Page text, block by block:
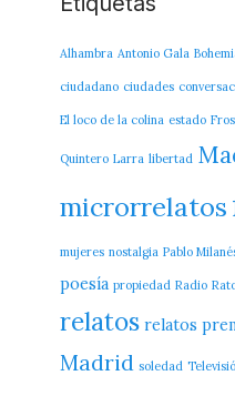
Alhambra Antonio Gala
ciudadano ciudades
El loco de la colina estado
Quintero Larra libertad
microrrelatos
mujeres nostalgia Pablo
poesía propiedad Radio
relatos relatos
Madrid soledad